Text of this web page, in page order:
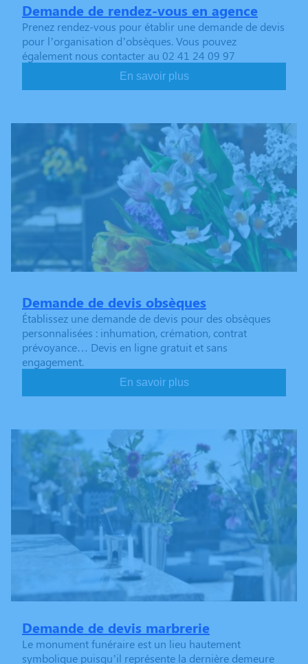
Demande de rendez-vous en agence
Prenez rendez-vous pour établir une demande de devis
pour l’organisation d’obsèques. Vous pouvez
également nous contacter au 02 41 24 09 97
En savoir plus
Demande de devis obsèques
Établissez une demande de devis pour des obsèques
personnalisées : inhumation, crémation, contrat
prévoyance… Devis en ligne gratuit et sans
engagement.
En savoir plus
Demande de devis marbrerie
Le monument funéraire est un lieu hautement
symbolique puisqu’il représente la dernière demeure